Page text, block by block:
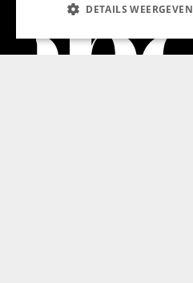
DETAILS WEERGEVEN